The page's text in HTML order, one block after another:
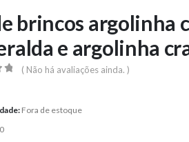
brincos argolinha
e argolinha
( Não há avaliações ainda. )
Fora de estoque